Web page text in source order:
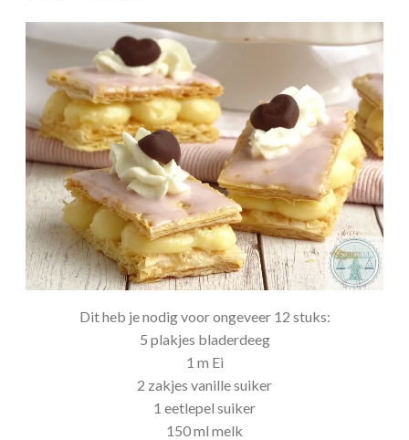
Dit heb je nodig voor ongeveer 12 stuks:
5 plakjes bladerdeeg
1 m Ei
2 zakjes vanille suiker
1 eetlepel suiker
150 ml melk